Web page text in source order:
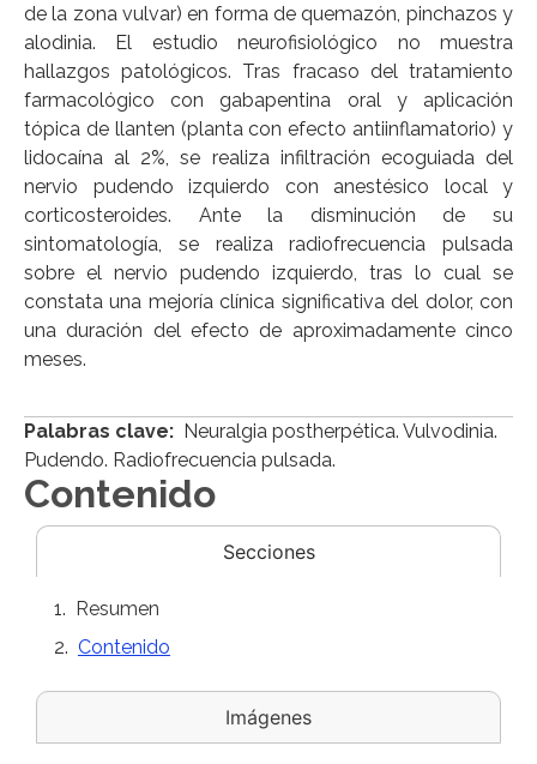
de la zona vulvar) en forma de quemazón, pinchazos y
alodinia. El estudio neurofisiológico no muestra
hallazgos patológicos. Tras fracaso del tratamiento
farmacológico con gabapentina oral y aplicación
tópica de llanten (planta con efecto antiinflamatorio) y
lidocaína al 2%, se realiza infiltración ecoguiada del
nervio pudendo izquierdo con anestésico local y
corticosteroides. Ante la disminución de su
sintomatología, se realiza radiofrecuencia pulsada
sobre el nervio pudendo izquierdo, tras lo cual se
constata una mejoría clínica significativa del dolor, con
una duración del efecto de aproximadamente cinco
meses.
Palabras clave: Neuralgia postherpética. Vulvodinia.
Pudendo. Radiofrecuencia pulsada.
Contenido
Secciones
Imágenes
Resumen
Contenido